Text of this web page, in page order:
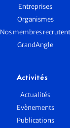
Entreprises
Organismes
Nos membres recrutent
GrandAngle
Activités
Actualités
Evènements
Publications